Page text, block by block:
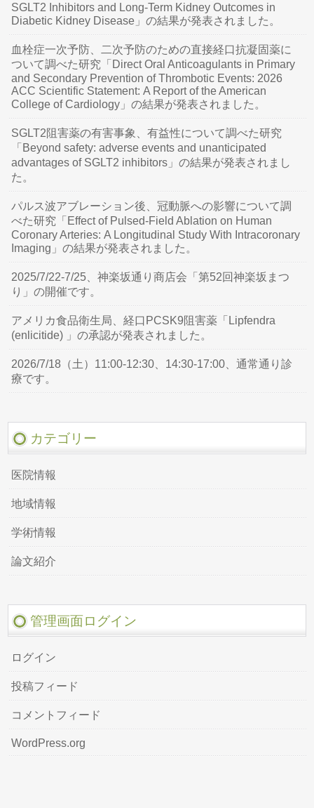
SGLT2 Inhibitors and Long-Term Kidney Outcomes in
Diabetic Kidney Disease」の結果が発表されました。
血栓症一次予防、二次予防のための直接経口抗凝固薬に
ついて調べた研究「Direct Oral Anticoagulants in Primary
and Secondary Prevention of Thrombotic Events: 2026
ACC Scientific Statement: A Report of the American
College of Cardiology」の結果が発表されました。
SGLT2阻害薬の有害事象、有益性について調べた研究
「Beyond safety: adverse events and unanticipated
advantages of SGLT2 inhibitors」の結果が発表されまし
た。
パルス波アブレーション後、冠動脈への影響について調
べた研究「Effect of Pulsed-Field Ablation on Human
Coronary Arteries: A Longitudinal Study With Intracoronary
Imaging」の結果が発表されました。
2025/7/22-7/25、神楽坂通り商店会「第52回神楽坂まつ
り」の開催です。
アメリカ食品衛生局、経口PCSK9阻害薬「Lipfendra
(enlicitide) 」の承認が発表されました。
2026/7/18（土）11:00-12:30、14:30-17:00、通常通り診
療です。
カテゴリー
医院情報
地域情報
学術情報
論文紹介
管理画面ログイン
ログイン
投稿フィード
コメントフィード
WordPress.org